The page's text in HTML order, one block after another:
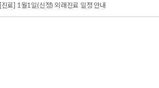
[진료] 1월1일(신정) 외래진료 일정 안내